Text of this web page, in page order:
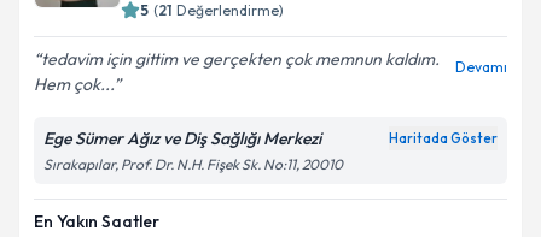
5 (21 Değerlendirme)
tedavim için gittim ve gerçekten çok memnun kaldım.
Hem çok...
Devamı
Ege Sümer Ağız ve Diş Sağlığı Merkezi Haritada Göster
Sırakapılar, Prof. Dr. N.H. Fişek Sk. No:11, 20010
En Yakın Saatler